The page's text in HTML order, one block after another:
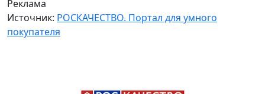
Реклама
Источник: РОСКАЧЕСТВО. Портал для умного
покупателя